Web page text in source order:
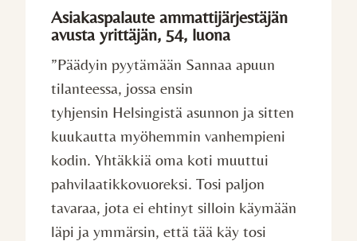
Asiakaspalaute ammattijärjestäjän
avusta yrittäjän, 54, luona
”Päädyin pyytämään Sannaa apuun
tilanteessa, jossa ensin
tyhjensin Helsingistä asunnon ja sitten
kuukautta myöhemmin vanhempieni
kodin. Yhtäkkiä oma koti muuttui
pahvilaatikkovuoreksi. Tosi paljon
tavaraa, jota ei ehtinyt silloin käymään
läpi ja ymmärsin, että tää käy tosi